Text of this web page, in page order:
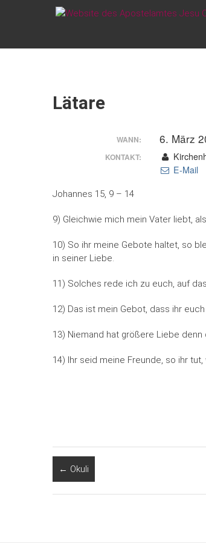
WEBSITE DES
Lätare
WANN: 6. März
KONTAKT:
E-Mail
Johannes 15, 9 – 14
9) Gleichwie mich mein Vater liebt,
10) So ihr meine Gebote haltet, so
in seiner Liebe.
11) Solches rede ich zu euch, auf
12) Das ist mein Gebot, dass ihr
13) Niemand hat größere Liebe
14) Ihr seid meine Freunde, so ihr
← Okuli